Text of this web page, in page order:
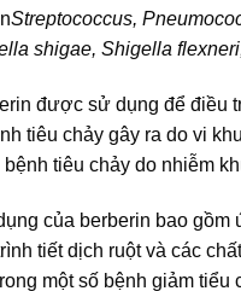
Streptococcus,
shigae, Shigella
được sử dụng để điều
tiêu chảy gây ra do vi
bệnh tiêu chảy do nhiễm
của berberin bao
tiết dịch ruột và các
một số bệnh giảm tiểu